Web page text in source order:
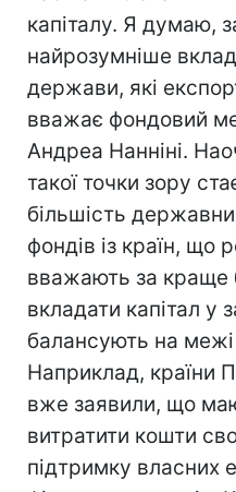
капіталу. Я думаю,
найрозумніше
держави, які
вважає фондовий
Андреа Нанніні.
такої точки зору
більшість
фондів із країн, що
вважають за краще
вкладати капітал у
балансують на межі
Наприклад, країни
вже заявили, що
витратити кошти
підтримку власних